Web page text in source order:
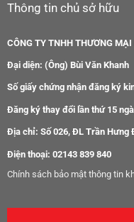
Thông tin chủ sở hữu
CÔNG TY TNHH THƯƠNG
Đại diện: (Ông) Bùi Văn Khanh
Số giấy chứng nhận đăng ký
Đăng ký thay đổi lần thứ 15
Địa chỉ: Số 026, ĐL Trần Hưng
Điện thoại: 02143 839 840
Chính sách bảo mật thông tin